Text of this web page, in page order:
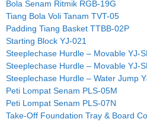
Bola Senam Ritmik RGB-19G
Tiang Bola Voli Tanam TVT-05
Padding Tiang Basket TTBB-02P
Starting Block YJ-021
Steeplechase Hurdle – Movable YJ-
Steeplechase Hurdle – Movable YJ-
Steeplechase Hurdle – Water Jump
Peti Lompat Senam PLS-05M
Peti Lompat Senam PLS-07N
Take-Off Foundation Tray & Board